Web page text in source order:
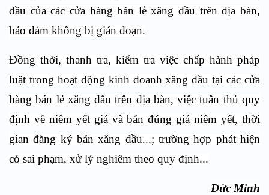
dầu của các cửa hàng bán lẻ xăng dầu trên địa bàn,
bảo đảm không bị gián đoạn.
Đồng thời, thanh tra, kiểm tra việc chấp hành pháp
luật trong hoạt động kinh doanh xăng dầu tại các cửa
hàng bán lẻ xăng dầu trên địa bàn, việc tuân thủ quy
định về niêm yết giá và bán đúng giá niêm yết, thời
gian đăng ký bán xăng dầu...; trường hợp phát hiện
có sai phạm, xử lý nghiêm theo quy định...
Đức Minh